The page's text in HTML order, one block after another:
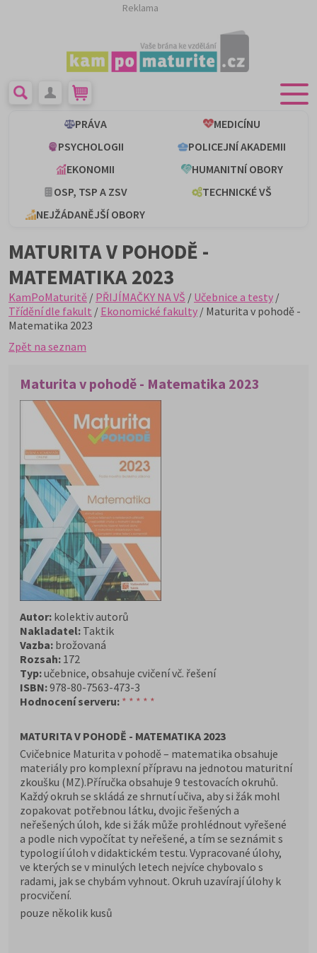
Reklama
PRÁVA
MEDICÍNU
PSYCHOLOGII
POLICEJNÍ AKADEMII
EKONOMII
HUMANITNÍ OBORY
OSP, TSP A ZSV
TECHNICKÉ VŠ
NEJŽÁDANĚJŠÍ OBORY
MATURITA V POHODĚ -
MATEMATIKA 2023
KamPoMaturitě / PŘIJÍMAČKY NA VŠ / Učebnice a testy /
Třídění dle fakult / Ekonomické fakulty / Maturita v pohodě -
Matematika 2023
Zpět na seznam
Maturita v pohodě - Matematika 2023
Autor: kolektiv autorů
Nakladatel: Taktik
Vazba: brožovaná
Rozsah: 172
Typ:učebnice, obsahuje cvičení vč. řešení
ISBN:978-80-7563-473-3
Hodnocení serveru: * * * * *
MATURITA V POHODĚ - MATEMATIKA 2023
Cvičebnice Maturita v pohodě – matematika obsahuje
materiály pro komplexní přípravu na jednotou maturitní
zkoušku (MZ).Příručka obsahuje 9 testovacích okruhů.
Každý okruh se skládá ze shrnutí učiva, aby si žák mohl
zopakovat potřebnou látku, dvojic řešených a
neřešených úloh, kde si žák může prohlédnout vyřešené
a podle nich vypočítat ty neřešené, a tím se seznámit s
typologií úloh v didaktickém testu. Vypracované úlohy,
ve kterých se v minulých letech nejvíce chybovalo s
radami, jak se chybám vyhnout. Okruh uzavírají úlohy k
procvičení.
pouze několik kusů